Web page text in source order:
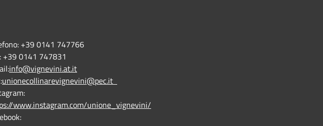
+39 0141 747766
+39 0141 747831
info@vignevini.at.it
unionecollinarevignevini@pec.it
www.instagram.com/unione_vignevini/